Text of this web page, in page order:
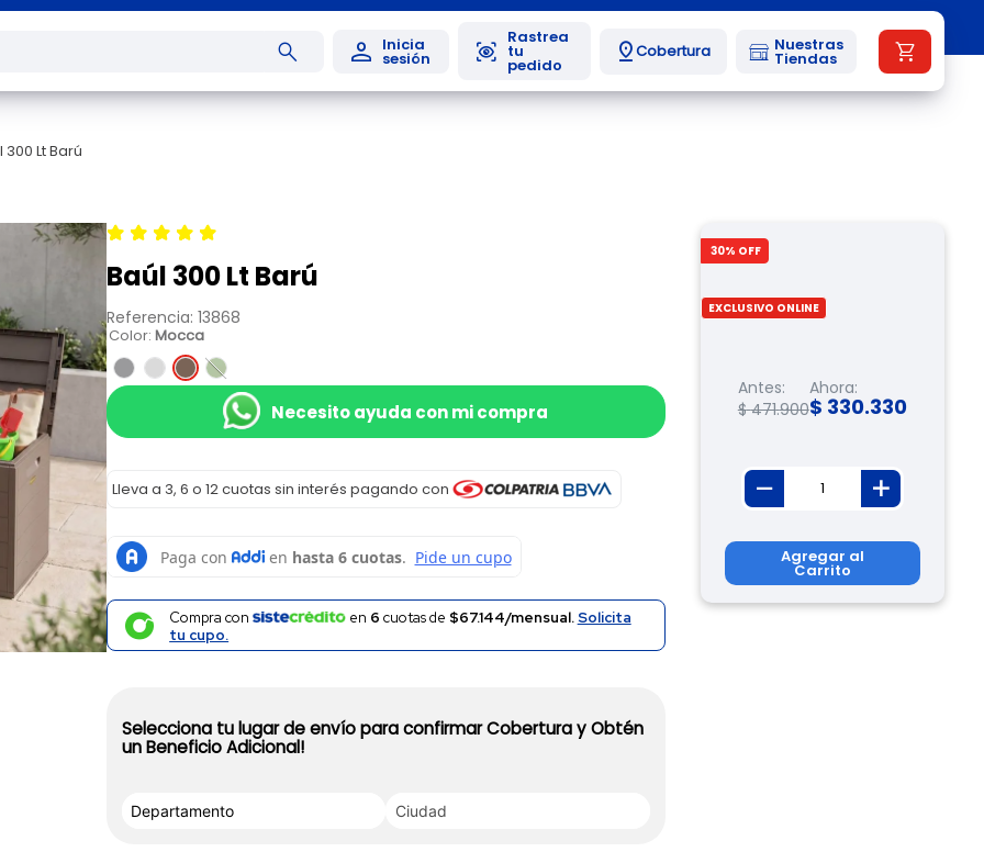
Cobertura Nuestras
Tiendas
300 Lt Barú
Baúl 300 Lt Barú
Referencia: 13868
Color: Mocca
Necesito ayuda con mi compra
Lleva a 3, 6 o 12 cuotas sin interés pagando con
Compra con en 6 cuotas de $67.144/mensual.Solicita
tu cupo.
Selecciona tu lugar de envío para confirmar Cobertura y Obtén
un Beneficio Adicional!
30% OFF
EXCLUSIVO ONLINE
Antes:
$ 471.900
Ahora:
$ 330.330
Agregar al
Carrito